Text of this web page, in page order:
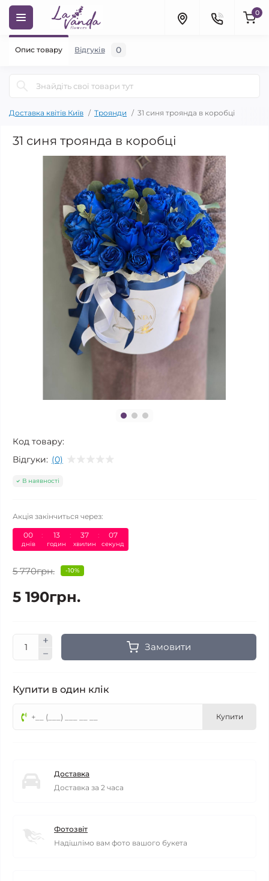
0
Доставка квітів Київ Троянди 31 синя троянда в коробці
31 синя троянда в коробці
Код товару:
Відгуки: (0)
В наявності
Акція закінчиться через:
00
днів
: 13
годин
: 37
хвилин
: 07
секунд
5 770грн. -10%
5 190грн.
Замовити
Купити в один клік
Купити
Доставка
Доставка за 2 часа
Фотозвіт
Надішлімо вам фото вашого букета
Опис товару Відгуків 0